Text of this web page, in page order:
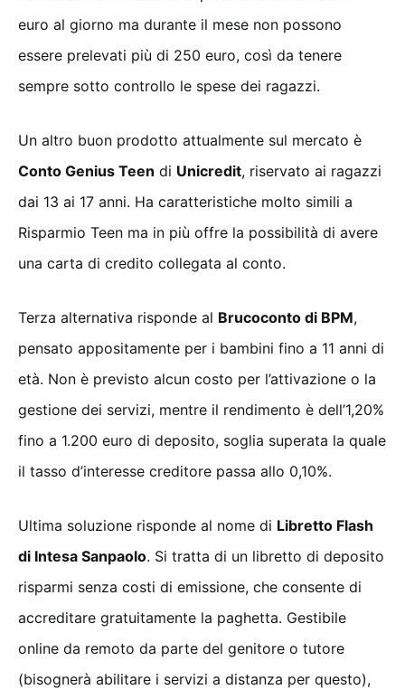
euro al giorno ma durante il mese non possono
essere prelevati più di 250 euro, così da tenere
sempre sotto controllo le spese dei ragazzi.
Un altro buon prodotto attualmente sul mercato è
Conto Genius Teen di Unicredit, riservato ai ragazzi
dai 13 ai 17 anni. Ha caratteristiche molto simili a
Risparmio Teen ma in più offre la possibilità di avere
una carta di credito collegata al conto.
Terza alternativa risponde al Brucoconto di BPM,
pensato appositamente per i bambini fino a 11 anni di
età. Non è previsto alcun costo per l’attivazione o la
gestione dei servizi, mentre il rendimento è dell’1,20%
fino a 1.200 euro di deposito, soglia superata la quale
il tasso d’interesse creditore passa allo 0,10%.
Ultima soluzione risponde al nome di Libretto Flash
di Intesa Sanpaolo. Si tratta di un libretto di deposito
risparmi senza costi di emissione, che consente di
accreditare gratuitamente la paghetta. Gestibile
online da remoto da parte del genitore o tutore
(bisognerà abilitare i servizi a distanza per questo),